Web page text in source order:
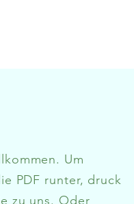
. Um
PDF runter, druck
zu uns. Oder